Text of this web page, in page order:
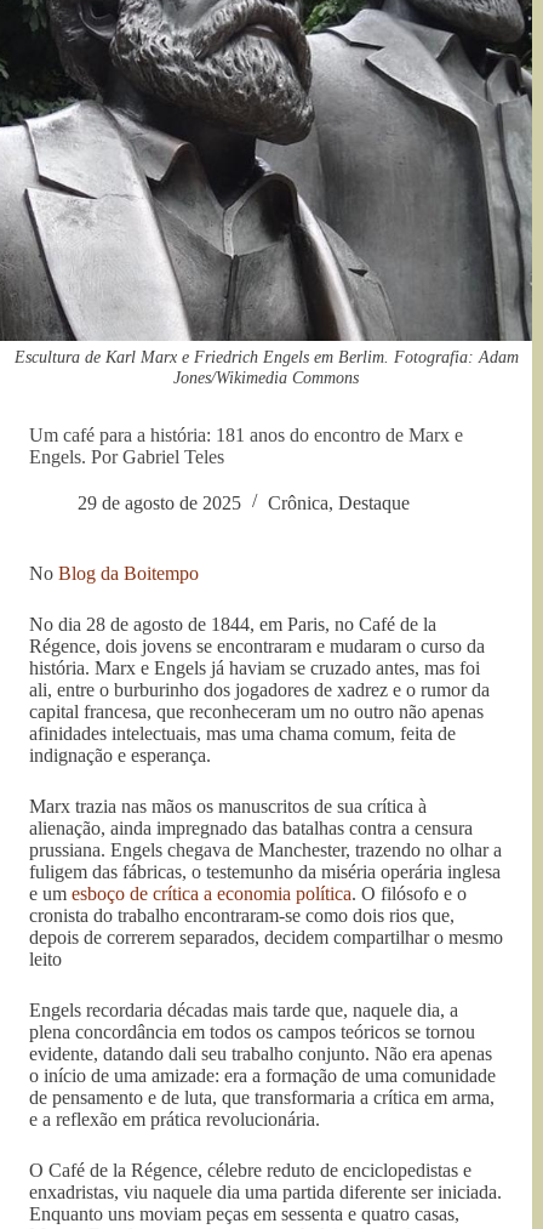
Escultura de Karl Marx e Friedrich Engels em Berlim. Fotografia: Adam
Jones/Wikimedia Commons
Um café para a história: 181 anos do encontro de Marx e
Engels. Por Gabriel Teles
29 de agosto de 2025 Crônica, Destaque
No Blog da Boitempo
No dia 28 de agosto de 1844, em Paris, no Café de la
Régence, dois jovens se encontraram e mudaram o curso da
história. Marx e Engels já haviam se cruzado antes, mas foi
ali, entre o burburinho dos jogadores de xadrez e o rumor da
capital francesa, que reconheceram um no outro não apenas
afinidades intelectuais, mas uma chama comum, feita de
indignação e esperança.
Marx trazia nas mãos os manuscritos de sua crítica à
alienação, ainda impregnado das batalhas contra a censura
prussiana. Engels chegava de Manchester, trazendo no olhar a
fuligem das fábricas, o testemunho da miséria operária inglesa
e um esboço de crítica a economia política. O filósofo e o
cronista do trabalho encontraram-se como dois rios que,
depois de correrem separados, decidem compartilhar o mesmo
leito
Engels recordaria décadas mais tarde que, naquele dia, a
plena concordância em todos os campos teóricos se tornou
evidente, datando dali seu trabalho conjunto. Não era apenas
o início de uma amizade: era a formação de uma comunidade
de pensamento e de luta, que transformaria a crítica em arma,
e a reflexão em prática revolucionária.
O Café de la Régence, célebre reduto de enciclopedistas e
enxadristas, viu naquele dia uma partida diferente ser iniciada.
Enquanto uns moviam peças em sessenta e quatro casas,